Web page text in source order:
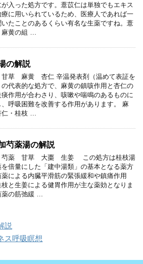
入った処方です。薏苡仁は単独でもエキス
療に用いられているため、医療人であれば一
いたことのあるくらい有名な生薬ですね。薏
黄の組 …
の解説
草 麻黄 杏仁 辛温発表剤（温めて表証を
の代表的な処方で、麻黄の鎮咳作用と杏仁の
作用が合わさり、咳嗽や喘鳴のあるものに
呼吸困難を改善する作用があります。 麻
・桂枝 …
芍薬湯の解説
薬 甘草 大棗 生姜 この処方は桂枝湯
を倍量にした「建中湯類」の基本となる薬方
による内臓平滑筋の緊張緩和や鎮痛作用
枝と生姜による健胃作用が主な薬効となりま
の筋弛緩 …
説
ス呼吸瞑想